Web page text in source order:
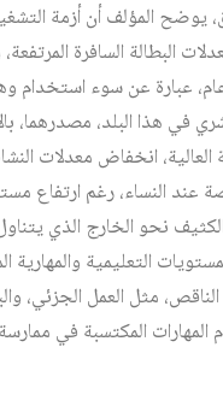
يوضح المؤلف أن أزمة
البطالة السافرة المرتفعة،
عبارة عن سوء استخدام
في هذا البلد، مصدرهما،
العالية، انخفاض معدلات
عند النساء، رغم ارتفاع
نحو الخارج الذي
التعليمية والمهارية
مثل العمل الجزئي،
المكتسبة في